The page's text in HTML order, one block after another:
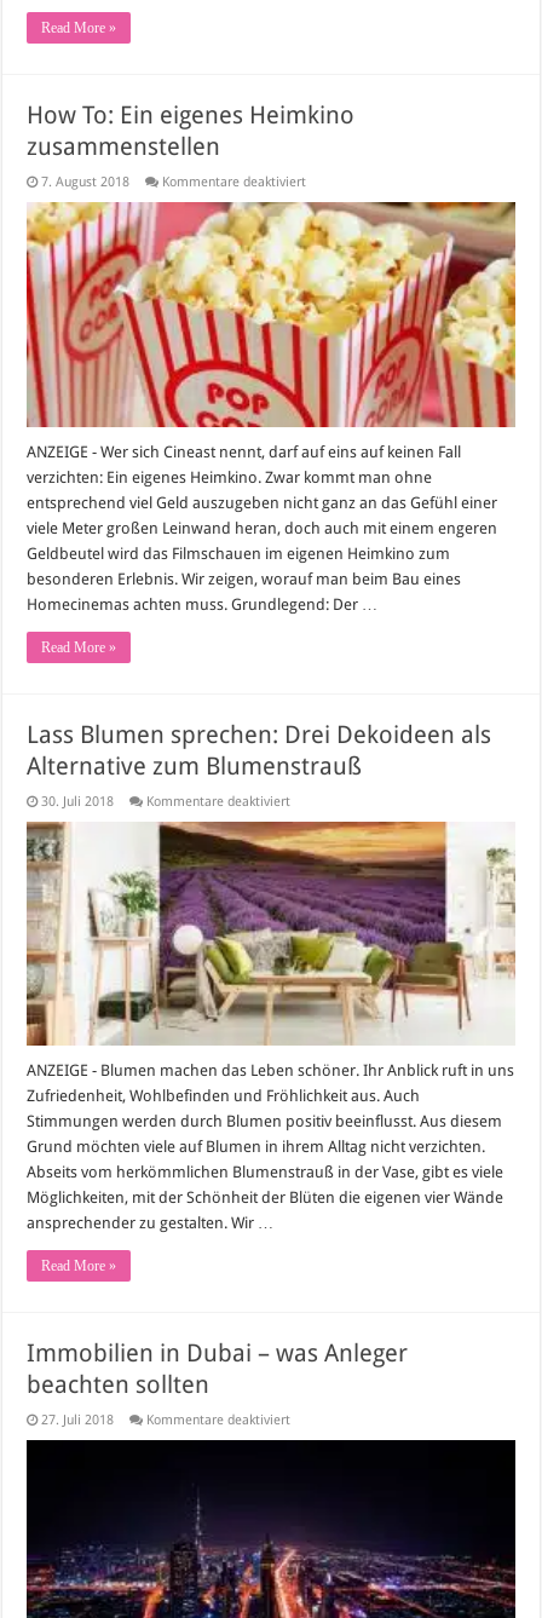
Read More »
How To: Ein eigenes Heimkino
zusammenstellen
7. August 2018 Kommentare deaktiviertfür
To:
Ein
eigenes
Heimkino
zusammenstellen
ANZEIGE - Wer sich Cineast nennt, darf auf eins auf keinen Fall
verzichten: Ein eigenes Heimkino. Zwar kommt man ohne
entsprechend viel Geld auszugeben nicht ganz an das Gefühl einer
viele Meter großen Leinwand heran, doch auch mit einem engeren
Geldbeutel wird das Filmschauen im eigenen Heimkino zum
besonderen Erlebnis. Wir zeigen, worauf man beim Bau eines
Homecinemas achten muss. Grundlegend: Der …
Read More »
Lass Blumen sprechen: Drei Dekoideen als
Alternative zum Blumenstrauß
30. Juli 2018 Kommentare deaktiviertfür
Blumen
sprechen:
Drei
Dekoideen
als
Alternative
zum
Blumenstrauß
ANZEIGE - Blumen machen das Leben schöner. Ihr Anblick ruft in uns
Zufriedenheit, Wohlbefinden und Fröhlichkeit aus. Auch
Stimmungen werden durch Blumen positiv beeinflusst. Aus diesem
Grund möchten viele auf Blumen in ihrem Alltag nicht verzichten.
Abseits vom herkömmlichen Blumenstrauß in der Vase, gibt es viele
Möglichkeiten, mit der Schönheit der Blüten die eigenen vier Wände
ansprechender zu gestalten. Wir …
Read More »
Immobilien in Dubai – was Anleger
beachten sollten
27. Juli 2018 Kommentare deaktiviertfür
sollten